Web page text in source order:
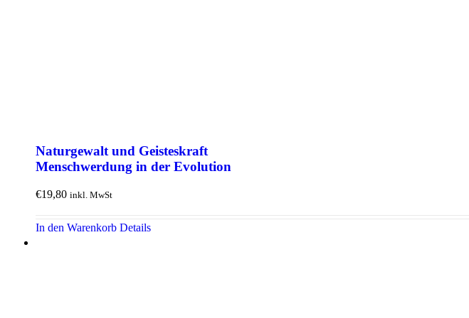
Natur­gewalt und Geistes­kraft
Mensch­werdung in der Evolution
€19,80 inkl. MwSt
In den Warenkorb Details